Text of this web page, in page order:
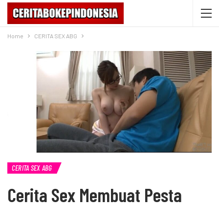
Home CERITA SEX ABG
CERITA SEX ABG
Cerita Sex Membuat Pesta